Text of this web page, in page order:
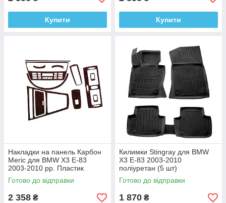
Купити Купити
Накладки на панель Карбон
Meric для BMW X3 E-83
2003-2010 рр. Пластик
Готово до відправки
2 358 ₴
Килимки Stingray для BMW
X3 E-83 2003-2010
поліуретан (5 шт)
Готово до відправки
1 870 ₴